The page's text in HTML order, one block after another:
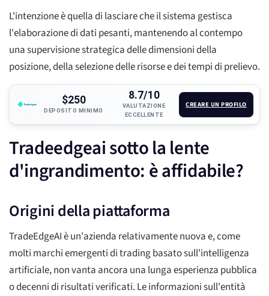
L'intenzione è quella di lasciare che il sistema gestisca
l'elaborazione di dati pesanti, mantenendo al contempo
una supervisione strategica delle dimensioni della
posizione, della selezione delle risorse e dei tempi di prelievo.
$250
DEPOSITO MINIMO
8.7/10
VALUTAZIONE
ECCELLENTE
CREARE UN PROFILO
Tradeedgeai sotto la lente
d'ingrandimento: è affidabile?
Origini della piattaforma
TradeEdgeAI è un'azienda relativamente nuova e, come
molti marchi emergenti di trading basato sull'intelligenza
artificiale, non vanta ancora una lunga esperienza pubblica
o decenni di risultati verificati. Le informazioni sull'entità